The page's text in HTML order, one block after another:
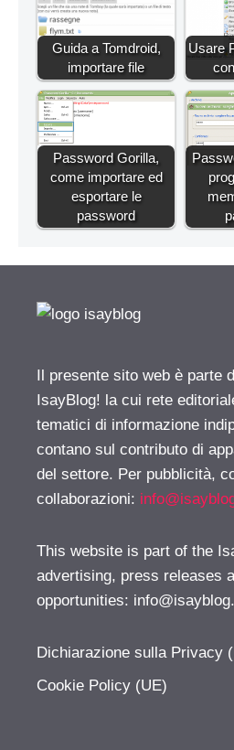
Guida a Tomdroid,
importare file
Usare
Password Gorilla,
come importare ed
esportare le
password
Il presente sito web è parte
IsayBlog! la cui rete
tematici di informazione
contano sul contributo di
del settore. Per pubblicità,
collaborazioni:
This website is part of the
advertising, press releases
opportunities:
Dichiarazione sulla Privacy
Cookie Policy (UE)